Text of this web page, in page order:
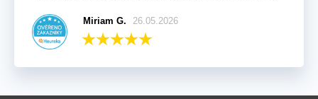
Miriam G. 26.05.2026